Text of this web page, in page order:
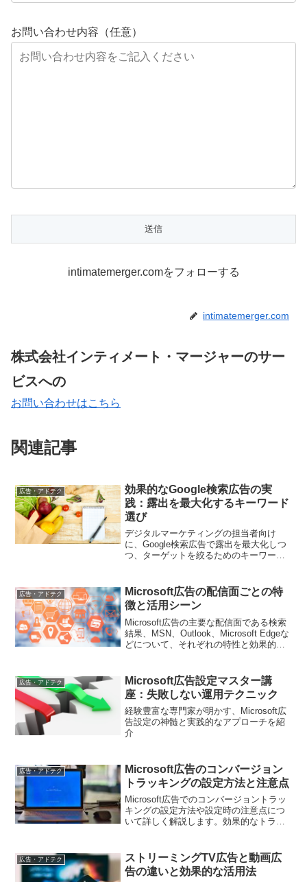
お問い合わせ内容（任意）
intimatemerger.comをフォローする
intimatemerger.com
株式会社インティメート・マージャーのサー
ビスへの
お問い合わせはこちら
関連記事
広告・アドテク
効果的なGoogle検索広告の実
践：露出を最大化するキーワード
選び
デジタルマーケティングの担当者向け
に、Google検索広告で露出を最大化しつ
つ、ターゲットを絞るためのキーワード
す。
広告・アドテク
Microsoft広告の配信面ごとの特
徴と活用シーン
Microsoft広告の主要な配信面である検索
結果、MSN、Outlook、Microsoft Edgeな
どについて、それぞれの特性と効果的な
広告目的に合わせてどの配信面を選ぶべ
きかを考察。配信面ごとの広告掲載イメ
ージも交えて、具体的な活用方法を提案
します。
広告・アドテク
Microsoft広告設定マスター講
座：失敗しない運用テクニック
経験豊富な専門家が明かす、Microsoft広
告設定の神髄と実践的なアプローチを紹
介
広告・アドテク
Microsoft広告のコンバージョン
トラッキングの設定方法と注意点
Microsoft広告でのコンバージョントラッ
キングの設定方法や設定時の注意点につ
いて詳しく解説します。効果的なトラッ
広告・アドテク
ストリーミングTV広告と動画広
告の違いと効果的な活用法